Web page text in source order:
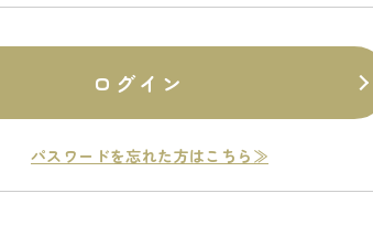
ログイン
パスワードを忘れた方はこちら≫